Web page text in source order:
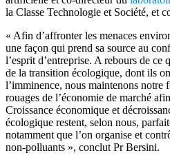
la Classe Technologie et Société, et
« Afin d’affronter les menaces
une façon qui prend sa source au
l’esprit d’entreprise. A rebours de ce
de la transition écologique, dont ils
l’imminence, nous maintenons notre
rouages de l’économie de marché
Croissance économique et
écologique restent, selon nous,
notamment que l’on organise et
non-polluants », conclut Pr Bersini.